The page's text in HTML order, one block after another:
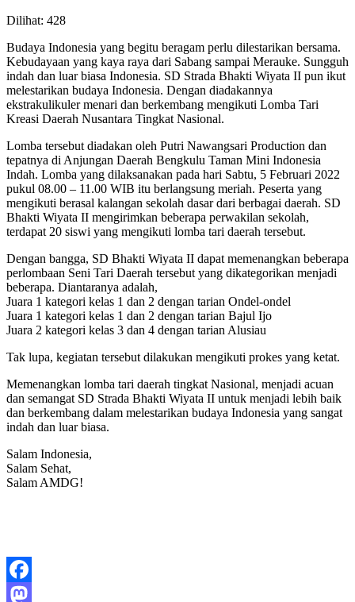
Dilihat: 428
Budaya Indonesia yang begitu beragam perlu dilestarikan bersama.
Kebudayaan yang kaya raya dari Sabang sampai Merauke. Sungguh
indah dan luar biasa Indonesia. SD Strada Bhakti Wiyata II pun ikut
melestarikan budaya Indonesia. Dengan diadakannya
ekstrakulikuler menari dan berkembang mengikuti Lomba Tari
Kreasi Daerah Nusantara Tingkat Nasional.
Lomba tersebut diadakan oleh Putri Nawangsari Production dan
tepatnya di Anjungan Daerah Bengkulu Taman Mini Indonesia
Indah. Lomba yang dilaksanakan pada hari Sabtu, 5 Februari 2022
pukul 08.00 – 11.00 WIB itu berlangsung meriah. Peserta yang
mengikuti berasal kalangan sekolah dasar dari berbagai daerah. SD
Bhakti Wiyata II mengirimkan beberapa perwakilan sekolah,
terdapat 20 siswi yang mengikuti lomba tari daerah tersebut.
Dengan bangga, SD Bhakti Wiyata II dapat memenangkan beberapa
perlombaan Seni Tari Daerah tersebut yang dikategorikan menjadi
beberapa. Diantaranya adalah,
Juara 1 kategori kelas 1 dan 2 dengan tarian Ondel-ondel
Juara 1 kategori kelas 1 dan 2 dengan tarian Bajul Ijo
Juara 2 kategori kelas 3 dan 4 dengan tarian Alusiau
Tak lupa, kegiatan tersebut dilakukan mengikuti prokes yang ketat.
Memenangkan lomba tari daerah tingkat Nasional, menjadi acuan
dan semangat SD Strada Bhakti Wiyata II untuk menjadi lebih baik
dan berkembang dalam melestarikan budaya Indonesia yang sangat
indah dan luar biasa.
Salam Indonesia,
Salam Sehat,
Salam AMDG!
Facebook